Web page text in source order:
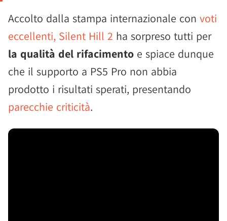
Accolto dalla stampa internazionale con voti
eccellenti, Silent Hill 2 ha sorpreso tutti per
la qualità del rifacimento e spiace dunque
che il supporto a PS5 Pro non abbia
prodotto i risultati sperati, presentando
parecchie criticità.